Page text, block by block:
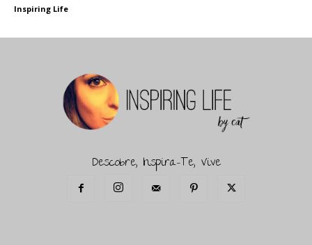
Inspiring Life
Descobre, Inspira-Te, Vive